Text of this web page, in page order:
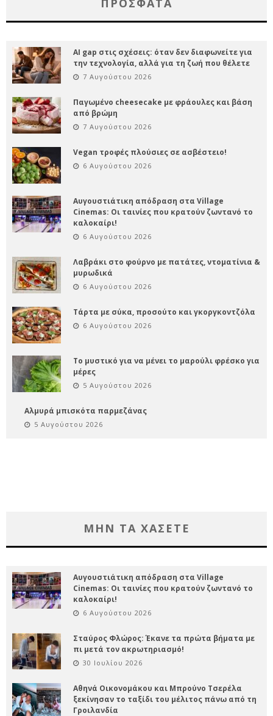
AI gap στις σχέσεις: όταν δεν διαφωνείτε για
την τεχνολογία, αλλά για τη ζωή που θέλετε
7 Αυγούστου 2026
Παγωμένο cheesecake με φράουλες και βάση
από βρώμη
7 Αυγούστου 2026
Vegan τροφές πλούσιες σε ασβέστειο!
6 Αυγούστου 2026
Αυγουστιάτικη απόδραση στα Village
Cinemas: Οι ταινίες που κρατούν ζωντανό το
καλοκαίρι!
6 Αυγούστου 2026
Λαβράκι στο φούρνο με πατάτες, ντοματίνια &
μυρωδικά
6 Αυγούστου 2026
Τάρτα με σύκα, προσούτο και γκοργκοντζόλα
6 Αυγούστου 2026
Το μυστικό για να μένει το μαρούλι φρέσκο για
μέρες
5 Αυγούστου 2026
Αλμυρά μπισκότα παρμεζάνας
5 Αυγούστου 2026
ΜΗΝ ΤΑ ΧΑΣΕΤΕ
Αυγουστιάτικη απόδραση στα Village
Cinemas: Οι ταινίες που κρατούν ζωντανό το
καλοκαίρι!
6 Αυγούστου 2026
Σταύρος Φλώρος: Έκανε τα πρώτα βήματα με
πι μετά τον ακρωτηριασμό!
30 Ιουλίου 2026
Αθηνά Οικονομάκου και Μπρούνο Τσερέλα
ξεκίνησαν το ταξίδι του μέλιτος πάνω από τη
Γροιλανδία